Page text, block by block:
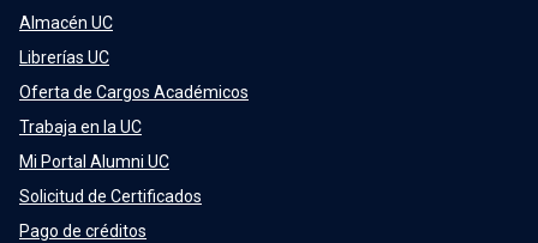
Almacén UC
Librerías UC
Oferta de Cargos Académicos
Trabaja en la UC
Mi Portal Alumni UC
Solicitud de Certificados
Pago de créditos